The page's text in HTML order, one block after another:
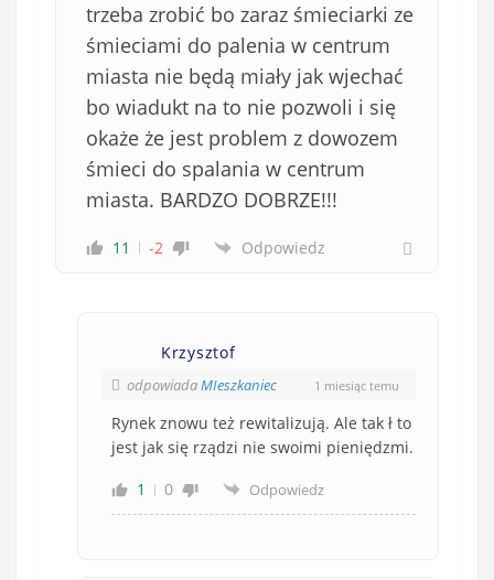
trzeba zrobić bo zaraz śmieciarki ze
śmieciami do palenia w centrum
miasta nie będą miały jak wjechać
bo wiadukt na to nie pozwoli i się
okaże że jest problem z dowozem
śmieci do spalania w centrum
miasta. BARDZO DOBRZE!!!
11 -2 Odpowiedz
Krzysztof
odpowiadaMIeszkaniec 1 miesiąc temu
Rynek znowu też rewitalizują. Ale tak ł to
jest jak się rządzi nie swoimi pieniędzmi.
1
0 Odpowiedz